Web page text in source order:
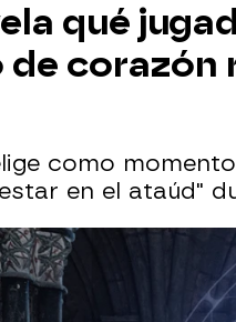
qué
corazón
como
en el ataúd"